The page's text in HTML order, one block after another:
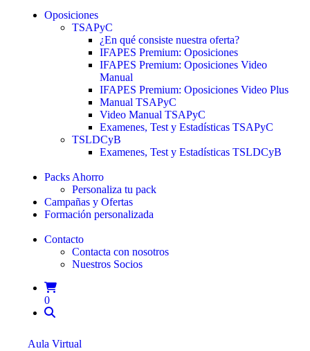
Oposiciones
TSAPyC
¿En qué consiste nuestra oferta?
IFAPES Premium: Oposiciones
IFAPES Premium: Oposiciones Video
Manual
IFAPES Premium: Oposiciones Video Plus
Manual TSAPyC
Video Manual TSAPyC
Examenes, Test y Estadísticas TSAPyC
TSLDCyB
Examenes, Test y Estadísticas TSLDCyB
Packs Ahorro
Personaliza tu pack
Campañas y Ofertas
Formación personalizada
Contacto
Contacta con nosotros
Nuestros Socios
0
Aula Virtual